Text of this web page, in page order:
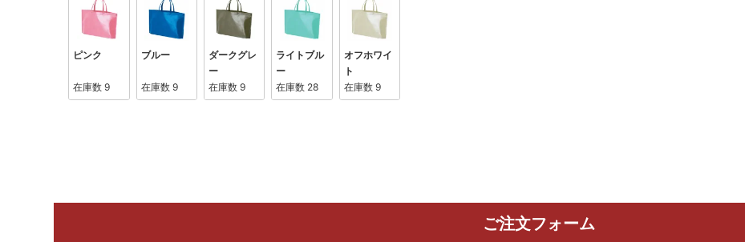
ピンク
在庫数 9
ブルー
在庫数 9
ダークグレ
ー
在庫数 9
ライトブル
ー
在庫数 28
オフホワイ
ト
在庫数 9
ご注文フォーム